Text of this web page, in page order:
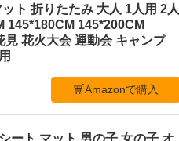
ト 折りたたみ 大人 1人用 2人
145*180CM 145*200CM
花火大会 運動会 キャンプ
Amazonで購入
ート マット 男の子 女の子 オ